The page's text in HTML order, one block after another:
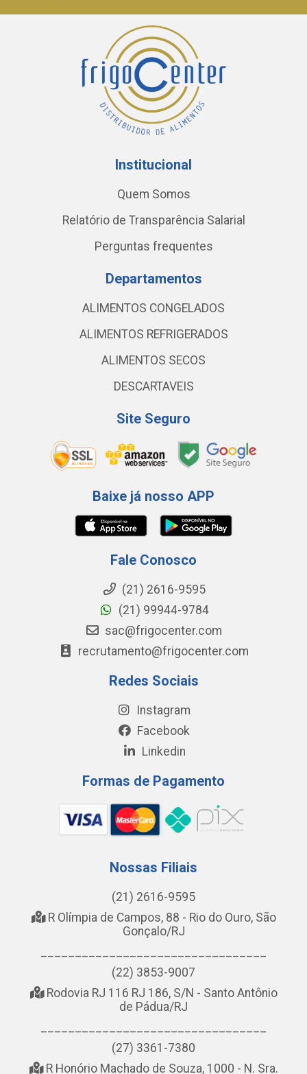
Institucional
Quem Somos
Relatório de Transparência Salarial
Perguntas frequentes
Departamentos
ALIMENTOS CONGELADOS
ALIMENTOS REFRIGERADOS
ALIMENTOS SECOS
DESCARTAVEIS
Site Seguro
Baixe já nosso APP
Fale Conosco
(21) 2616-9595
(21) 99944-9784
sac@frigocenter.com
recrutamento@frigocenter.com
Redes Sociais
Instagram
Facebook
Linkedin
Formas de Pagamento
Nossas Filiais
(21) 2616-9595
R Olímpia de Campos, 88 - Rio do Ouro, São
Gonçalo/RJ
(22) 3853-9007
Rodovia RJ 116 RJ 186, S/N - Santo Antônio
de Pádua/RJ
(27) 3361-7380
R Honório Machado de Souza, 1000 - N. Sra.